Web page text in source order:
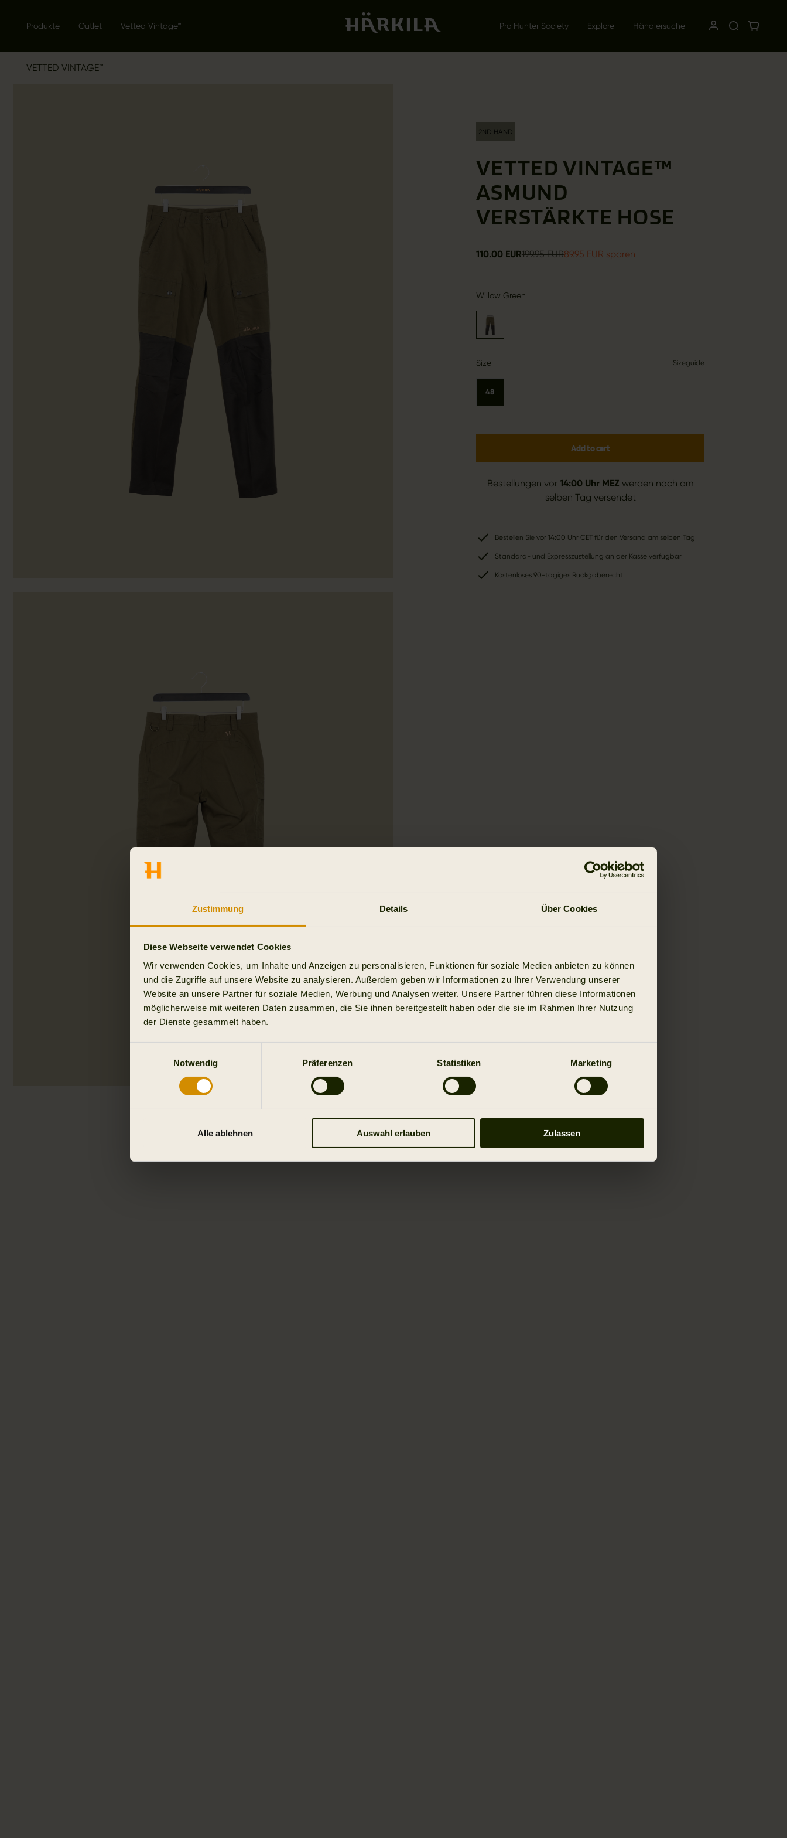
Zustimmung Details Über Cookies
Diese Webseite verwendet Cookies
Wir verwenden Cookies, um Inhalte und Anzeigen zu personalisieren, Funktionen für soziale Medien anbieten zu können
und die Zugriffe auf unsere Website zu analysieren. Außerdem geben wir Informationen zu Ihrer Verwendung unserer
Website an unsere Partner für soziale Medien, Werbung und Analysen weiter. Unsere Partner führen diese Informationen
möglicherweise mit weiteren Daten zusammen, die Sie ihnen bereitgestellt haben oder die sie im Rahmen Ihrer Nutzung
der Dienste gesammelt haben.
Notwendig
Präferenzen Statistiken Marketing
Alle ablehnen Auswahl erlauben Zulassen
Produkte Outlet Vetted Vintage™ Pro Hunter Society Explore Händlersuche
VETTED VINTAGE™
2ND HAND
VETTED VINTAGE™
ASMUND
VERSTÄRKTE HOSE
110.00 EUR199.95 EUR89.95 EUR sparen
Willow Green
Size Sizeguide
48
Add to cart
Bestellungen vor 14:00 Uhr MEZ werden noch am
selben Tag versendet
Bestellen Sie vor 14:00 Uhr CET für den Versand am selben Tag
Standard- und Expresszustellung an der Kasse verfügbar
Kostenloses 90-tägiges Rückgaberecht